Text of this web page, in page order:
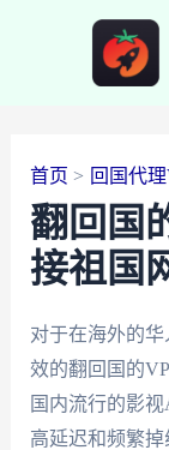
首页 回国代
翻回国
接祖国
对于在海外的
效的翻回国的
国内流行的影
高延迟和频繁